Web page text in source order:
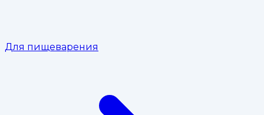
Для пищеварения